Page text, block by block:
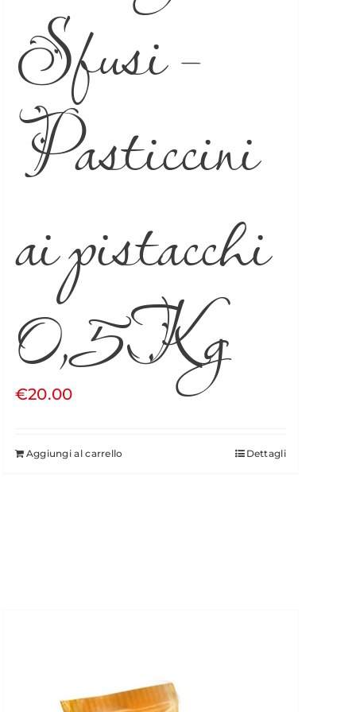
Sfusi –
Pasticcini
ai pistacchi
0,5Kg
€20.00
Aggiungi al carrello Dettagli